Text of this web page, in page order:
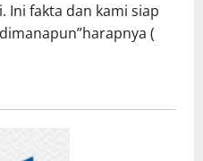
Ini fakta dan kami siap
(